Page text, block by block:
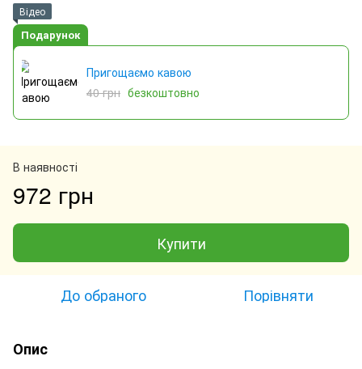
Відео
Подарунок
Пригощаємо кавою
40 грн безкоштовно
В наявності
972 грн
Купити
До обраного Порівняти
Опис